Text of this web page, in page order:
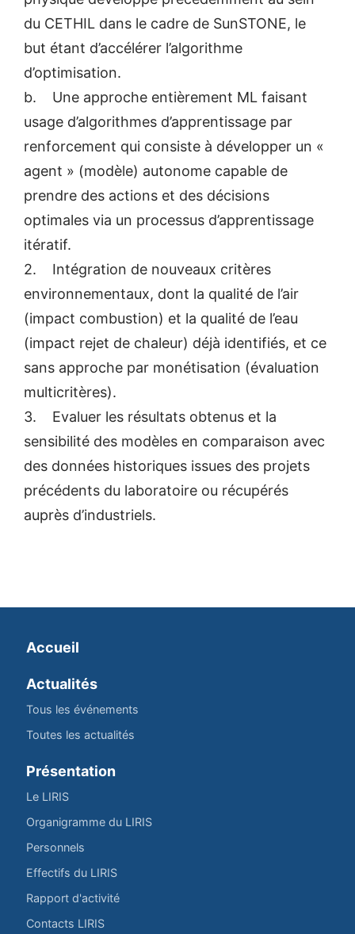
du CETHIL dans le cadre de SunSTONE, le
but étant d’accélérer l’algorithme
d’optimisation.
b. Une approche entièrement ML faisant
usage d’algorithmes d’apprentissage par
renforcement qui consiste à développer un «
agent » (modèle) autonome capable de
prendre des actions et des décisions
optimales via un processus d’apprentissage
itératif.
2. Intégration de nouveaux critères
environnementaux, dont la qualité de l’air
(impact combustion) et la qualité de l’eau
(impact rejet de chaleur) déjà identifiés, et ce
sans approche par monétisation (évaluation
multicritères).
3. Evaluer les résultats obtenus et la
sensibilité des modèles en comparaison avec
des données historiques issues des projets
précédents du laboratoire ou récupérés
auprès d’industriels.
Accueil
Actualités
Tous les événements
Toutes les actualités
Présentation
Le LIRIS
Organigramme du LIRIS
Personnels
Effectifs du LIRIS
Rapport d'activité
Contacts LIRIS